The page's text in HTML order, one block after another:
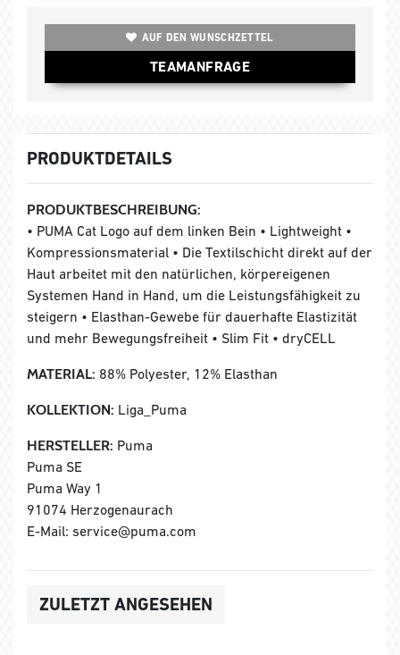
AUF DEN WUNSCHZETTEL
TEAMANFRAGE
PRODUKTDETAILS
PRODUKTBESCHREIBUNG:
• PUMA Cat Logo auf dem linken Bein • Lightweight •
Kompressionsmaterial • Die Textilschicht direkt auf der
Haut arbeitet mit den natürlichen, körpereigenen
Systemen Hand in Hand, um die Leistungsfähigkeit zu
steigern • Elasthan-Gewebe für dauerhafte Elastizität
und mehr Bewegungsfreiheit • Slim Fit • dryCELL
MATERIAL: 88% Polyester, 12% Elasthan
KOLLEKTION: Liga_Puma
HERSTELLER: Puma
Puma SE
Puma Way 1
91074 Herzogenaurach
E-Mail: service@puma.com
ZULETZT ANGESEHEN